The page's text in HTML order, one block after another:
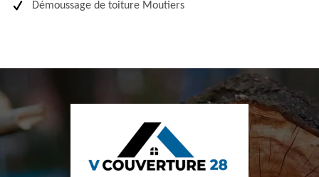
Démoussage de toiture Moutiers